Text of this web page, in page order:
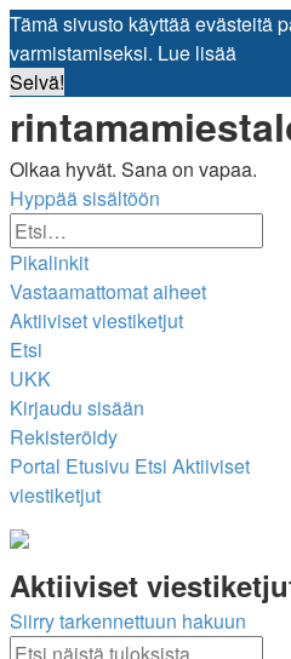
Tämä sivusto käyttää evästeitä
varmistamiseksi. Lue lisää
Selvä!
Olkaa hyvät. Sana on vapaa.
Hyppää sisältöön
Pikalinkit
Vastaamattomat aiheet
Aktiiviset viestiketjut
Etsi
UKK
Kirjaudu sisään
Rekisteröidy
Portal Etusivu Etsi Aktiiviset
viestiketjut
Etsi
Aktiiviset
Siirry tarkennettuun hakuun